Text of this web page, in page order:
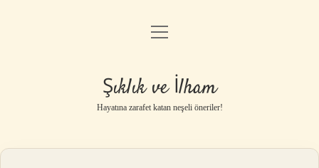
Anasayfa
Gizlilik Politikası
Yasal Uyarı
menüyü
Şıklık ve İlham
Hayatına zarafet katan neşeli öneriler!